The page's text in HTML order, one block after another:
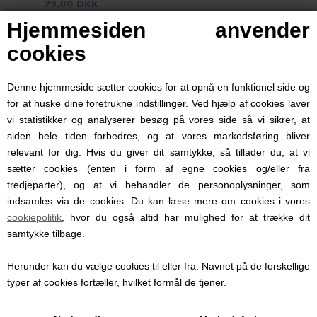
Hjemmesiden anvender
cookies
Denne hjemmeside sætter cookies for at opnå en funktionel side og
for at huske dine foretrukne indstillinger. Ved hjælp af cookies laver
vi statistikker og analyserer besøg på vores side så vi sikrer, at
siden hele tiden forbedres, og at vores markedsføring bliver
relevant for dig. Hvis du giver dit samtykke, så tillader du, at vi
sætter cookies (enten i form af egne cookies og/eller fra
tredjeparter), og at vi behandler de personoplysninger, som
indsamles via de cookies. Du kan læse mere om cookies i vores
cookiepolitik , hvor du også altid har mulighed for at trække dit
samtykke tilbage.
Herunder kan du vælge cookies til eller fra. Navnet på de forskellige
typer af cookies fortæller, hvilket formål de tjener.
79,00 DKK
Snackskål
Snack skål fraSkip Hoper god til små
æblebidder, små kiks, rosiner eller de andre
små ting der kan være svære at have styr på.
snacken inde i skålen, men som er let for de
små fingre at komme igennem og tage